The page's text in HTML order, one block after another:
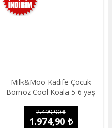
Milk&Moo Kadife Çocuk
Bornoz Cool Koala 5-6 yaş
2.499,90 ₺
1.974,90 ₺